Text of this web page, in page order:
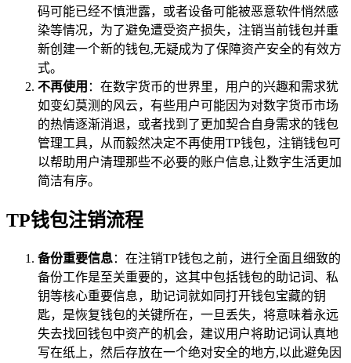
码可能已经不慎泄露，或者设备可能被恶意软件悄然感
染等情况，为了避免遭受资产损失，注销当前钱包并重
新创建一个新的钱包,无疑成为了保障资产安全的有效方
式。
不再使用 ：在数字货币的世界里，用户的兴趣和需求犹
如变幻莫测的风云，有些用户可能因为对数字货币市场
的热情逐渐消退，或者找到了更加契合自身需求的钱包
管理工具，从而毅然决定不再使用TP钱包，注销钱包可
以帮助用户清理那些不必要的账户信息,让数字生活更加
简洁有序。
TP钱包注销流程
备份重要信息：在注销TP钱包之前，进行全面且细致的
备份工作是至关重要的，这其中包括钱包的助记词、私
钥等核心重要信息，助记词就如同打开钱包宝藏的钥
匙，是恢复钱包的关键所在，一旦丢失，将意味着永远
失去找回钱包中资产的机会，建议用户将助记词认真地
写在纸上，然后存放在一个绝对安全的地方,以此避免因